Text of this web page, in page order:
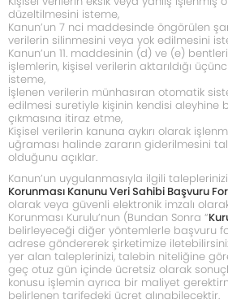
düzeltilmesini isteme,
Kanun’un 7 nci maddesinde öngörülen
verilerin silinmesini veya yok edilmesini
Kanun’un 11. maddesinin (d) ve (e)
işlemlerin, kişisel verilerin aktarıldığı
isteme,
İşlenen verilerin münhasıran otomatik
edilmesi suretiyle kişinin kendisi aleyhine
çıkmasına itiraz etme,
Kişisel verilerin kanuna aykırı olarak
uğraması halinde zararın giderilmesini
olduğunu açıklar.
Kanun’un uygulanmasıyla ilgili taleplerinizi
Korunması Kanunu Veri Sahibi Başvuru
olarak veya güvenli elektronik imzalı
Korunması Kurulu’nun (Bundan Sonra “
belirleyeceği diğer yöntemlerle başvuru
adrese göndererek şirketimize
yer alan taleplerinizi, talebin niteliğine
geç otuz gün içinde ücretsiz olarak
konusu işlemin ayrıca bir maliyet
belirlenen tarifedeki ücret alınabilecektir.